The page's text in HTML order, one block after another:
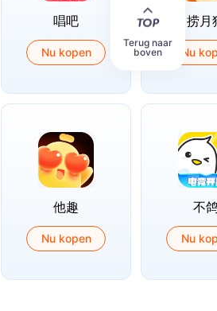
唱吧
Nu kopen
捞月
Nu
他趣
Nu kopen
不
Nu
Terug naar
boven